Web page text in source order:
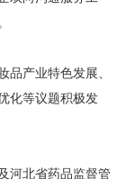
产业特色发展、
化等议题积极发
北省药品监督管